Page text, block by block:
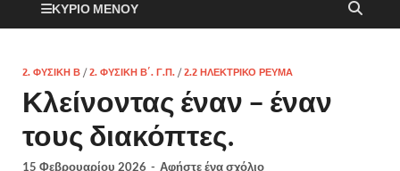
ΚΎΡΙΟ ΜΕΝΟΎ
2. ΦΥΣΙΚΗ Β /2. ΦΥΣΙΚΗ Β΄. Γ.Π. /2.2 ΗΛΕΚΤΡΙΚΟ ΡΕΥΜΑ
Κλείνοντας έναν – έναν
τους διακόπτες.
15 Φεβρουαρίου 2026 - Αφήστε ένα σχόλιο